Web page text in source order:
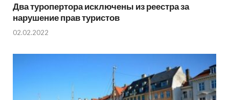
Два туропертора исключены из реестра за
нарушение прав туристов
02.02.2022